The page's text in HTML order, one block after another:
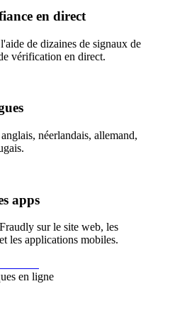
en direct
de dizaines de signaux de
vérification en direct.
néerlandais, allemand,
apps
sur le site web, les
les applications mobiles.
en ligne